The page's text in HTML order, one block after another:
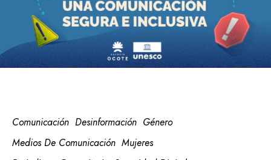
Comunicación Desinformación Género
Medios De Comunicación Mujeres